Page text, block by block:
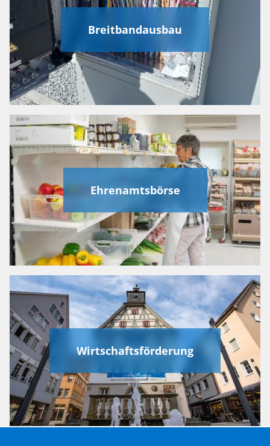
Breitbandausbau
Ehrenamtsbörse
Wirtschaftsförderung